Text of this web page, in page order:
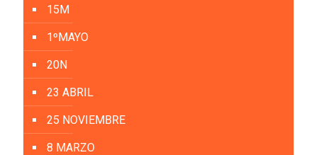
15M
1ºMAYO
20N
23 ABRIL
25 NOVIEMBRE
8 MARZO